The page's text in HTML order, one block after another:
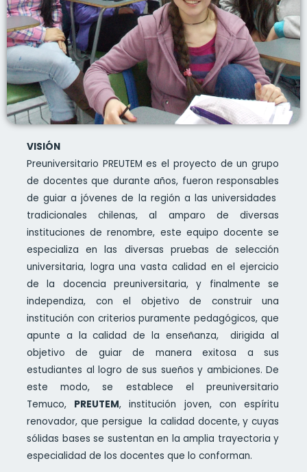
VISIÓN
Preuniversitario PREUTEM es el proyecto de un grupo
de docentes que durante años, fueron responsables
de guiar a jóvenes de la región a las universidades
tradicionales chilenas, al amparo de diversas
instituciones de renombre, este equipo docente se
especializa en las diversas pruebas de selección
universitaria, logra una vasta calidad en el ejercicio
de la docencia preuniversitaria, y finalmente se
independiza, con el objetivo de construir una
institución con criterios puramente pedagógicos, que
apunte a la calidad de la enseñanza, dirigida al
objetivo de guiar de manera exitosa a sus
estudiantes al logro de sus sueños y ambiciones. De
este modo, se establece el preuniversitario
Temuco, PREUTEM, institución joven, con espíritu
renovador, que persigue la calidad docente, y cuyas
sólidas bases se sustentan en la amplia trayectoria y
especialidad de los docentes que lo conforman.